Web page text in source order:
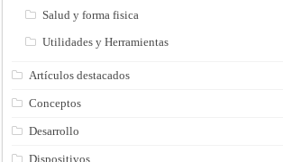
Salud y forma fisica
Utilidades y Herramientas
Artículos destacados
Conceptos
Desarrollo
Dispositivos